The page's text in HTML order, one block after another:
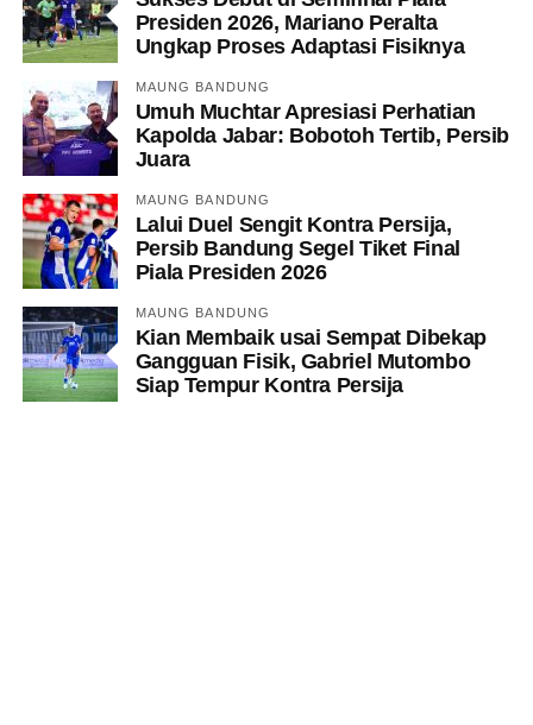
Presiden 2026, Mariano Peralta
Ungkap Proses Adaptasi Fisiknya
MAUNG BANDUNG
Umuh Muchtar Apresiasi Perhatian
Kapolda Jabar: Bobotoh Tertib, Persib
Juara
MAUNG BANDUNG
Lalui Duel Sengit Kontra Persija,
Persib Bandung Segel Tiket Final
Piala Presiden 2026
MAUNG BANDUNG
Kian Membaik usai Sempat Dibekap
Gangguan Fisik, Gabriel Mutombo
Siap Tempur Kontra Persija